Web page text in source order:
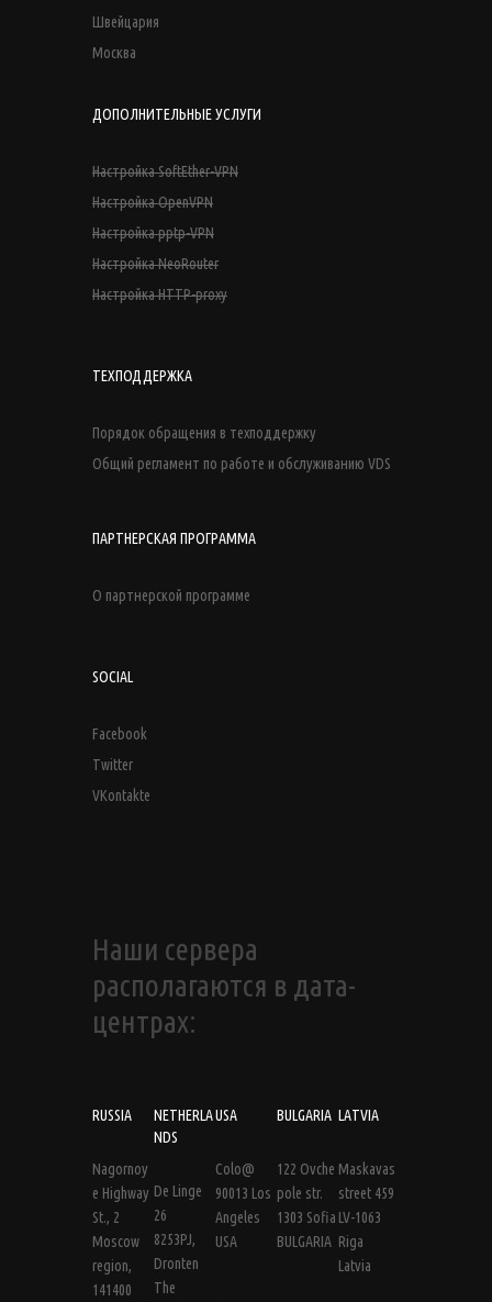
Швейцария
Москва
ДОПОЛНИТЕЛЬНЫЕ УСЛУГИ
Настройка SoftEther-VPN
Настройка OpenVPN
Настройка pptp-VPN
Настройка NeoRouter
Настройка HTTP-proxy
ТЕХПОДДЕРЖКА
Порядок обращения в техподдержку
Общий регламент по работе и обслуживанию VDS
ПАРТНЕРСКАЯ ПРОГРАММА
О партнерской программе
SOCIAL
Facebook
Twitter
VKontakte
Наши сервера
располагаются в дата-
центрах:
RUSSIA
Nagornoy
e Highway
St., 2
Moscow
region,
141400
NETHERLA
NDS
De Linge
26
8253PJ,
Dronten
The
USA
Colo@
90013 Los
Angeles
USA
BULGARIA
122 Ovche
pole str.
1303 Sofia
BULGARIA
LATVIA
Maskavas
street 459
LV-1063
Riga
Latvia